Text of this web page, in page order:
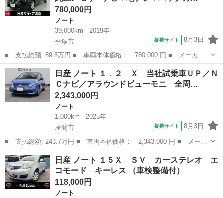
780,000円
ノート
39,000km
2019年
平塚市
提携サイト 8月3日
■ 支払総額: 89.5万円 ■ 車両本体価格： 780,000 円 ■ メーカー
名： 日産 ■ 車種名： ノート ■ グレード名： １．２ Ｘ Ｖ
セレクション ※純正メモリーナビ＋地デジ＋バックカメラ フルセ
グテレビ 被...
神奈川 平塚市 ノート
日産 ノート １．２ Ｘ 当社試乗車ＵＰ／Ｎ
Ｃナビ／アラウンドビューモニ 全周…
2,343,000円
ノート
1,000km
2025年
座間市
提携サイト 8月3日
■ 支払総額: 243.7万円 ■ 車両本体価格： 2,343,000 円 ■ メーカ
ー名： 日産 ■ 車種名： ノート ■ グレード名： １．２ Ｘ
当社試乗車ＵＰ／ＮＣナビ／アラウンドビューモニ 全周カメラ エ
マージェ...
神奈川 座間市 ノート
日産 ノート １５Ｘ ＳＶ カーステレオ エ
コモード キーレス （車検整備付）
118,000円
ノート